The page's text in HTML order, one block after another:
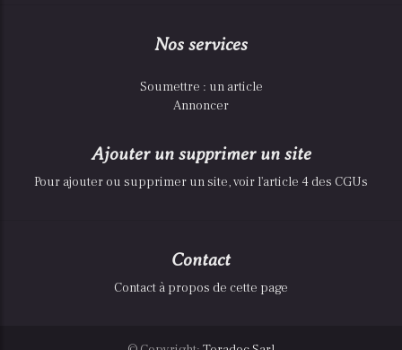
Nos services
Soumettre : un article
Annoncer
Ajouter un supprimer un site
Pour ajouter ou supprimer un site, voir l'article 4 des CGUs
Contact
Contact à propos de cette page